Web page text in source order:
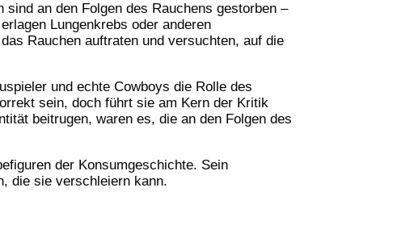
an den Folgen des Rauchens gestorben –
Lungenkrebs oder anderen
Rauchen auftraten und versuchten, auf die
und echte Cowboys die Rolle des
sein, doch führt sie am Kern der Kritik
beitrugen, waren es, die an den Folgen des
der Konsumgeschichte. Sein
die sie verschleiern kann.